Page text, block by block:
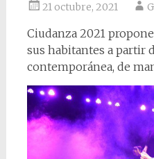
21 octubre, 2021
Ciudanza 2021
sus habitantes a partir
contemporánea, de